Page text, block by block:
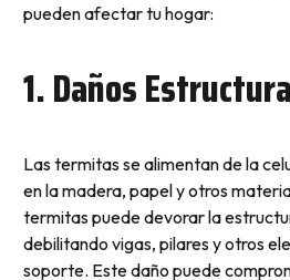
pueden afectar tu hogar:
1. Daños
Las termitas se alimentan de la
en la madera, papel y otros
termitas puede devorar la
debilitando vigas, pilares y otros
soporte. Este daño puede